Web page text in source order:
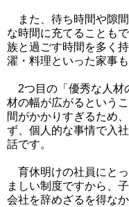
また、待ち時間や隙
な時間に充てることも
族と過ごす時間を多く
濯・料理といった家事
2つ目の「優秀な人材
材の幅が広がるという
間がかかりすぎるため
ず、個人的な事情で入
話です。
育休明けの社員にと
ましい制度ですから、
会社を辞めざるを得な